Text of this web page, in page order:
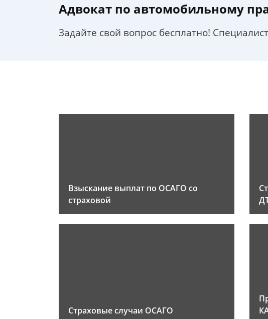
Адвокат по автомобильному
Задайте свой вопрос бесплатно!
Взыскание выплат по ОСАГО со
страховой
Страховые случаи ОСАГО